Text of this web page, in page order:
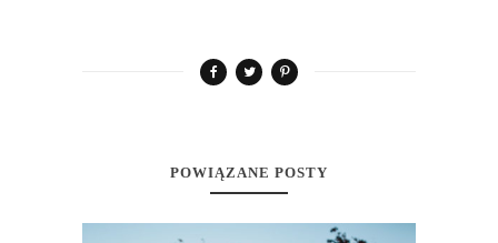
POWIĄZANE POSTY